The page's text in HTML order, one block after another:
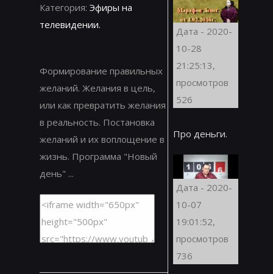
Категория: Эфиры на
телевидении.
Формирование правильных
желаний. Желания в цель,
или как превратить желания
в реальность. Постановка
желаний и их воплощение в
жизнь. Программа "Новый
день" ...
Дата - 2020-
10-28
21:25:13,
просмотров
526
Про деньги.
Дата - 2020-
10-07
19:01:52,
просмотров
736